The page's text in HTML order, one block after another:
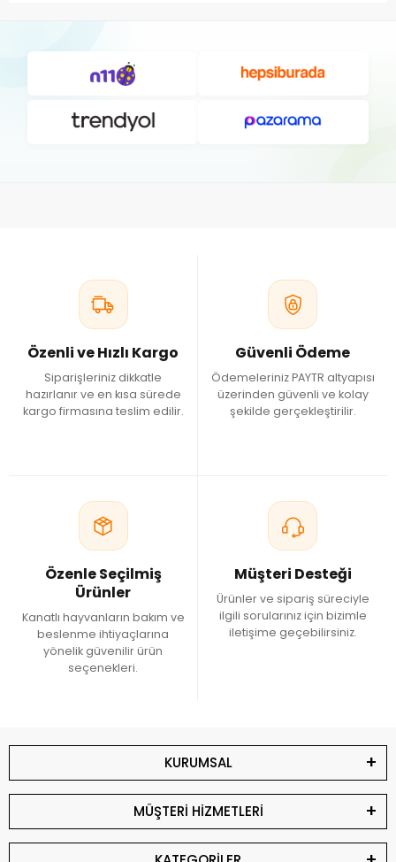
üstlenir. Kaliteli yem ve temiz içme suyunun yanında uygun
dönemlerde kullanılan vitamin destekleri bakım programını
Kümes hayvanları için geliştirilen vitamin ürünleri; A, B, C, D3, E ve K
vitaminleri ile multivitamin kombinasyonlarını içerebilir. Bazı
ürünler aminoasitler, mineraller ve elektrolitlerle de
zenginleştirilmiş olabilir.
Kullanırken Nelere Dikkat Edilmelidir?
Vitamin ürünleri yalnızca üreticinin önerdiği kullanım
Doğru Vitamin Nasıl Seçilir?
Ürün seçimi yapılırken hayvanların yaşı, yetiştirme amacı, bakım
dönemi ve ürün içeriği birlikte değerlendirilmelidir. Günlük
kullanım için geliştirilen ürünlerle özel dönem vitaminleri farklı
içeriklere sahip olabilir.
Tavuk ve Horoz Vitaminleri Güvercin Eczanesi'nde
Güvercin Eczanesi'nde tavuk ve horozlar için geliştirilen vitamin
Özenli ve Hızlı Kargo
Siparişleriniz dikkatle
hazırlanır ve en kısa sürede
kargo firmasına teslim edilir.
Güvenli Ödeme
Ödemeleriniz PAYTR altyapısı
üzerinden güvenli ve kolay
şekilde gerçekleştirilir.
Özenle Seçilmiş
Ürünler
Kanatlı hayvanların bakım ve
beslenme ihtiyaçlarına
yönelik güvenilir ürün
seçenekleri.
Müşteri Desteği
Ürünler ve sipariş süreciyle
ilgili sorularınız için bizimle
iletişime geçebilirsiniz.
KURUMSAL
MÜŞTERİ HİZMETLERİ